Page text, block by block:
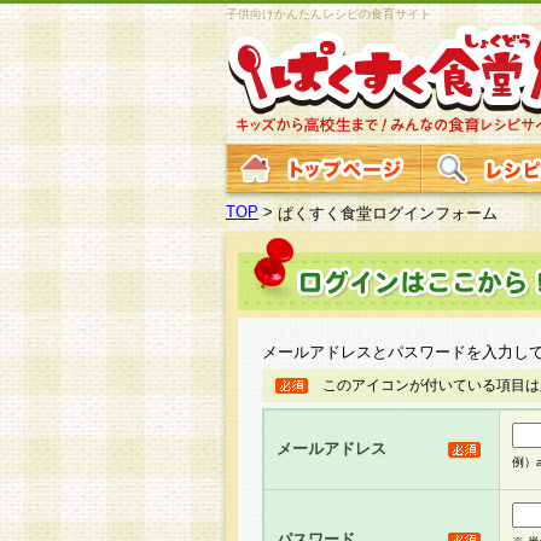
子供向けかんたんレシピの食育サイト
TOP >ぱくすく食堂ログインフォーム
メールアドレスとパスワードを入力し
このアイコンが付いている項目
メールアドレス
例）